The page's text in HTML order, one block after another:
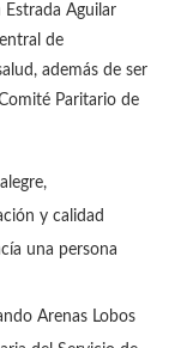
Aguilar
de
además de ser
Paritario de
y calidad
una persona
Arenas Lobos